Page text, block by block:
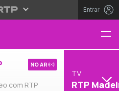
Entrar
com RTP
NO AR
TV
RTP